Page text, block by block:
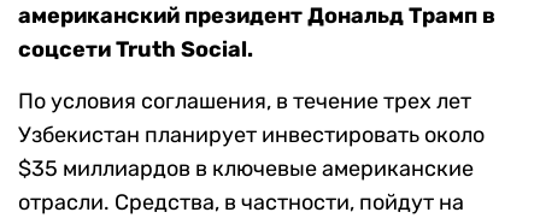
американский президент Дональд Трамп в
соцсети Truth Social.
По условия соглашения, в течение трех лет
Узбекистан планирует инвестировать около
$35 миллиардов в ключевые американские
отрасли. Средства, в частности, пойдут на